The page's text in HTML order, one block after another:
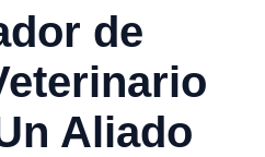
de
Aliado